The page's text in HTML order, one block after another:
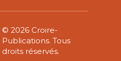
© 2026 Croire-
Publications. Tous
droits réservés.